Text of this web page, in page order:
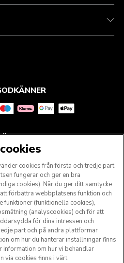
OSS
ensamrätt. KitchenAid och
i USA och i
cookies från första och tredje part
fungerar och ger en bra
cookies). När du ger ditt samtycke
förbättra webbplatsens funktion och
(funktionella cookies),
(analyscookies) och för att
för dina intressen och
part och på andra plattformar
om hur du hanterar inställningar finns
information om hur vi behandlar
via cookies finns i vårt